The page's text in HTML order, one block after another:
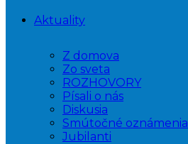
Aktuality
Z domova
Zo sveta
ROZHOVORY
Písali o nás
Diskusia
Smútočné oznámenia
Jubilanti